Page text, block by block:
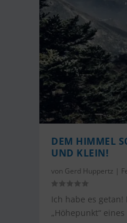
DEM HIMMEL
UND KLEIN!
von Gerd Huppertz |
Ich habe es
„Höhepunkt“